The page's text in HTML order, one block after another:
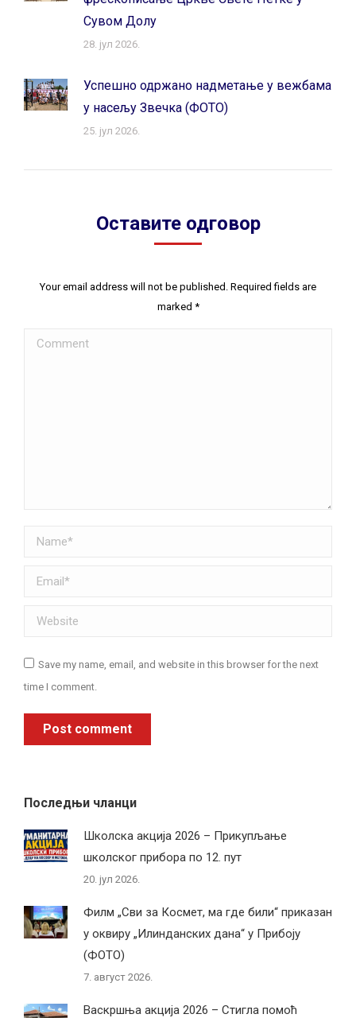
Сувом Долу
28. јул 2026.
Успешно одржано надметање у вежбама
у насељу Звечка (ФОТО)
25. јул 2026.
Оставите одговор
Your email address will not be published. Required fields are
marked *
Comment
Name *
Email *
Website
Save my name, email, and website in this browser for the next
time I comment.
Post comment
Последњи чланци
Школска акција 2026 – Прикупљање
школског прибора по 12. пут
20. јул 2026.
Филм „Сви за Космет, ма где били“ приказан
у оквиру „Илинданских дана“ у Прибоју
(ФОТО)
7. август 2026.
Васкршња акција 2026 – Стигла помоћ